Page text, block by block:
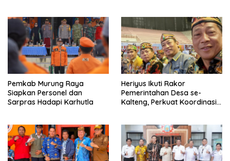
Pemkab Murung Raya
Siapkan Personel dan
Sarpras Hadapi Karhutla
Heriyus Ikuti Rakor
Pemerintahan Desa se-
Kalteng, Perkuat Koordinasi